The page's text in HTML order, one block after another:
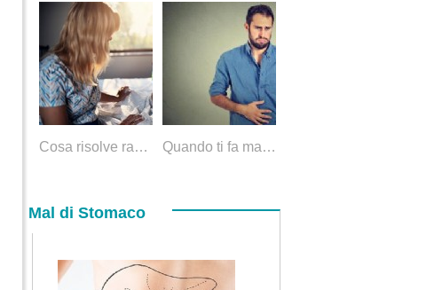
Cosa risolve rapidamente un mal di stomaco? Quando ti fa male lo stomaco tutto il tempo
Mal di Stomaco